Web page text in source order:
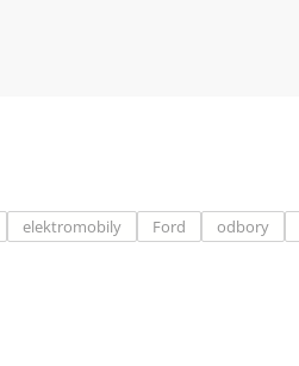
elektromobily Ford odbory